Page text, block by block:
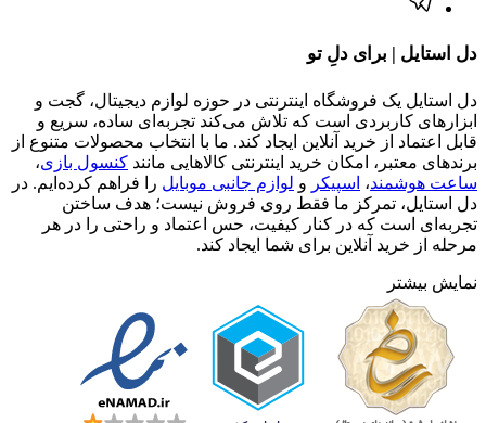
دل استایل | برای دلِ تو
دل استایل یک فروشگاه اینترنتی در حوزه لوازم دیجیتال، گجت و
ابزارهای کاربردی است که تلاش می‌کند تجربه‌ای ساده، سریع و
قابل اعتماد از خرید آنلاین ایجاد کند. ما با انتخاب محصولات متنوع از
برندهای معتبر، امکان خرید اینترنتی کالاهایی مانند کنسول بازی،
ساعت هوشمند، اسپیکر و لوازم جانبی موبایل را فراهم کرده‌ایم. در
دل استایل، تمرکز ما فقط روی فروش نیست؛ هدف ساختن
تجربه‌ای است که در کنار کیفیت، حس اعتماد و راحتی را در هر
مرحله از خرید آنلاین برای شما ایجاد کند.
نمایش بیشتر